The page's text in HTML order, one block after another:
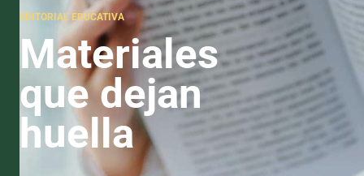
EDITORIAL EDUCATIVA
Materiales
que dejan
huella